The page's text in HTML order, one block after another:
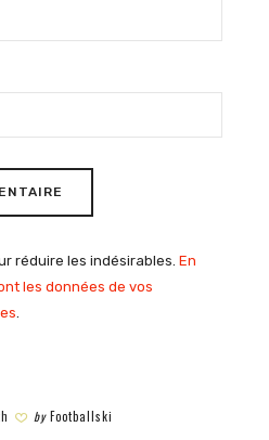
réduire les indésirables. En
les données de vos
byFootballski